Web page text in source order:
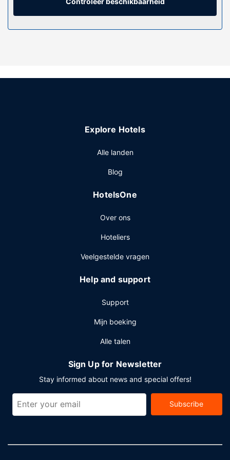
Overige voorzieningen
De receptie is tijdens beperkte uren geopend.
Explore Hotels
Alle landen
Blog
HotelsOne
Over ons
Hoteliers
Veelgestelde vragen
Help and support
Support
Mijn boeking
Alle talen
Sign Up for Newsletter
Stay informed about news and special offers!
Subscribe